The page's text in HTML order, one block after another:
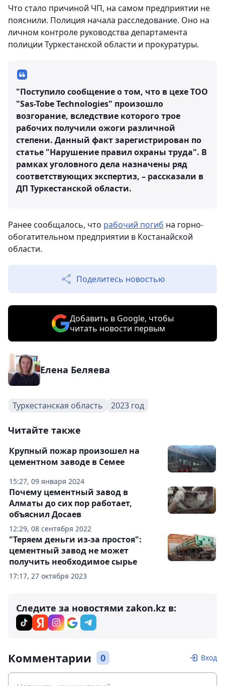
Что стало причиной ЧП, на самом предприятии не
пояснили. Полиция начала расследование. Оно на
личном контроле руководства департамента
полиции Туркестанской области и прокуратуры.
"Поступило сообщение о том, что в цехе ТОО
"Sas-Tobe Technologies" произошло
возгорание, вследствие которого трое
рабочих получили ожоги различной
степени. Данный факт зарегистрирован по
статье "Нарушение правил охраны труда". В
рамках уголовного дела назначены ряд
соответствующих экспертиз, – рассказали в
ДП Туркестанской области.
Ранее сообщалось, что рабочий погиб на горно-
обогатительном предприятии в Костанайской
области.
Поделитесь новостью
Добавить в Google, чтобы
читать новости первым
Елена Беляева
Туркестанская область 2023 год
Читайте также
15:27, 09 января 2024
Крупный пожар произошел на
цементном заводе в Семее
12:29, 08 сентября 2022
Почему цементный завод в
Алматы до сих пор работает,
объяснил Досаев
17:17, 27 октября 2023
"Теряем деньги из-за простоя":
цементный завод не может
получить необходимое сырье
Следите за новостями zakon.kz в:
Комментарии 0 Вход